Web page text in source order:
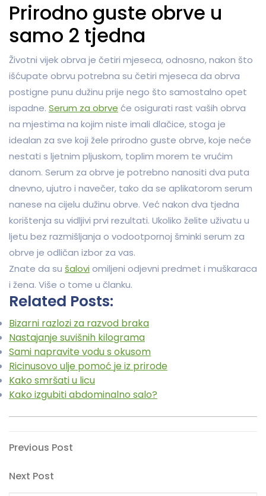
Prirodno guste obrve u
samo 2 tjedna
Životni vijek obrva je četiri mjeseca, odnosno, nakon što
išćupate obrvu potrebna su četiri mjeseca da obrva
postigne punu dužinu prije nego što samostalno opet
ispadne. Serum za obrve će osigurati rast vaših obrva
na mjestima na kojim niste imali dlačice, stoga je
idealan za sve koji žele prirodno guste obrve, koje neće
nestati s ljetnim pljuskom, toplim morem te vrućim
danom. Serum za obrve je potrebno nanositi dva puta
dnevno, ujutro i navečer, tako da se aplikatorom serum
nanese na cijelu dužinu obrve. Već nakon dva tjedna
korištenja su vidljivi prvi rezultati. Ukoliko želite uživatu u
ljetu bez razmišljanja o vodootpornoj šminki serum za
obrve je odličan izbor za vas.
Znate da su šalovi omiljeni odjevni predmet i muškaraca
i žena. Više o tome u članku.
Related Posts:
Bizarni razlozi za razvod braka
Nastajanje suvišnih kilograma
Sami napravite vodu s okusom
Ricinusovo ulje pomoć je iz prirode
Kako smršati u licu
Kako izgubiti abdominalno salo?
Navigacija
objava
Previous
Previous Post
Next
Next Post